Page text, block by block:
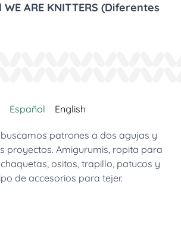
ARE KNITTERS (Diferentes
Español English
patrones a dos agujas y
proyectos. Amigurumis, ropita para
ositos, trapillo, patucos y
de accesorios para tejer.